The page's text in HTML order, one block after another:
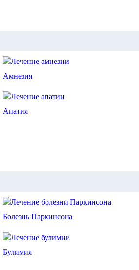
Амнезия
Апатия
Болезнь Паркинсона
Булимия